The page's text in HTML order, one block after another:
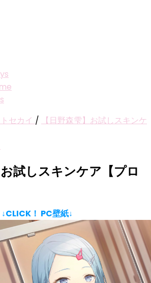
セカイ /
【日野森雫】お試しスキンケ
お試しスキンケア【プロ
↓CLICK！ PC壁紙↓